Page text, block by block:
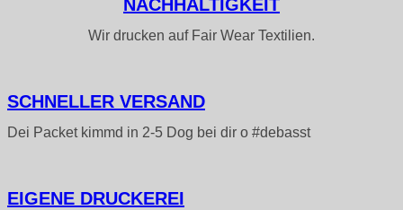
NACH­HALTIGKEIT
Wir drucken auf Fair Wear Textilien.
SCHNELLER VERSAND
Dei Packet kimmd in 2-5 Dog bei dir o #debasst
EIGENE DRUCKEREI